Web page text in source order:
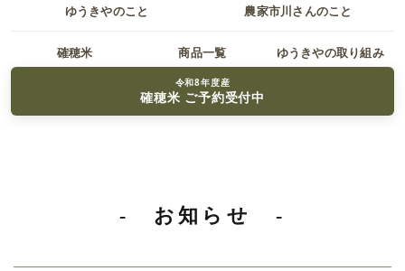
ゆうきやのこと 農家市川さんのこと
確穂米 商品一覧 ゆうきやの取り組み
令和8年度産
確穂米 ご予約受付中
- お知らせ -